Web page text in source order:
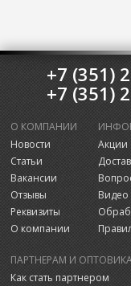
+7 (351)
+7 (351)
О КОМПАНИИ
Новости
Статьи
Вакансии
Отзывы
Реквизиты
О компании
Акции
Видео
ПАРТНЕРАМ И
Как стать партнером